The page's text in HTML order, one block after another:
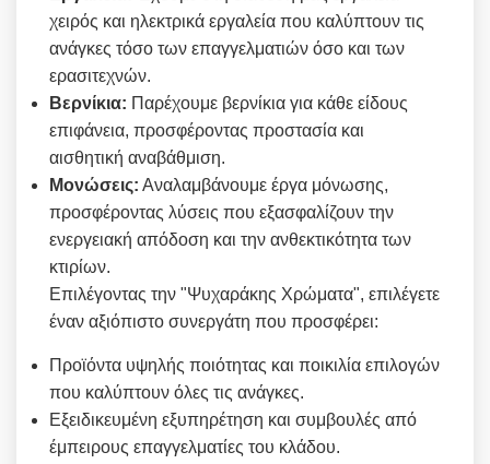
χειρός και ηλεκτρικά εργαλεία που καλύπτουν τις
ανάγκες τόσο των επαγγελματιών όσο και των
ερασιτεχνών.
Βερνίκια: Παρέχουμε βερνίκια για κάθε είδους
επιφάνεια, προσφέροντας προστασία και
αισθητική αναβάθμιση.
Μονώσεις: Αναλαμβάνουμε έργα μόνωσης,
προσφέροντας λύσεις που εξασφαλίζουν την
ενεργειακή απόδοση και την ανθεκτικότητα των
κτιρίων.
Επιλέγοντας την "Ψυχαράκης Χρώματα", επιλέγετε
έναν αξιόπιστο συνεργάτη που προσφέρει:
Προϊόντα υψηλής ποιότητας και ποικιλία επιλογών
που καλύπτουν όλες τις ανάγκες.
Εξειδικευμένη εξυπηρέτηση και συμβουλές από
έμπειρους επαγγελματίες του κλάδου.